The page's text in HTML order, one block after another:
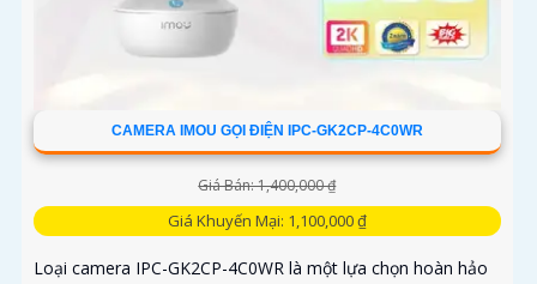
CAMERA IMOU GỌI ĐIỆN IPC-GK2CP-4C0WR
Giá Bán: 1,400,000 ₫
Giá Khuyến Mại: 1,100,000 ₫
Loại camera IPC-GK2CP-4C0WR là một lựa chọn hoàn hảo